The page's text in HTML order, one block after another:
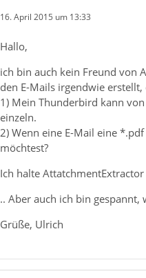
16. April 2015 um 13:33
Hallo,
ich bin auch kein Freund von
den E-Mails irgendwie
1) Mein Thunderbird kann
einzeln.
2) Wenn eine E-Mail eine
möchtest?
Ich halte
.. Aber auch ich bin
Grüße, Ulrich